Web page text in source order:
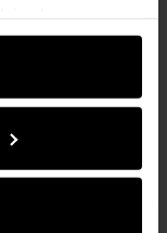
treści,
informujące o
o tym,
i
te informacje z